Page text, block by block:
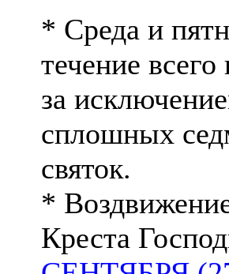
* Среда и
течение всего
за
сплошных
святок.
*
Креста